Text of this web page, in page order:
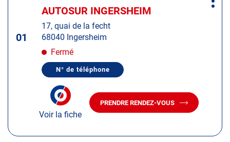
ENTRÉE
01
Centre
:
AUTOSUR INGERSHEIM
17, quai de la fecht
68040 Ingersheim
Fermé
N° de téléphone
AFFICHER
TÉLÉPHONE
INGERSHEIM
Voir la fiche
PRENDRE RENDEZ-VOUS
AVEC
Plus